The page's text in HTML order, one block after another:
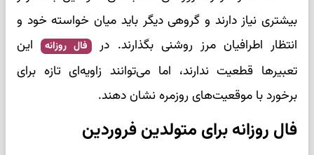
بیشتری نیاز دارند و گروهی دیگر باید میان خواسته خود و
انتظار اطرافیان مرز روشنی بگذارند. در
فال روزانه این
تعبیرها قطعیت ندارند، اما می‌توانند زاویه‌ای تازه برای
برخورد با موقعیت‌های روزمره نشان دهند.
فال روزانه برای متولدین فروردین